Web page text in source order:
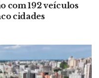
com 192 veículos
cidades